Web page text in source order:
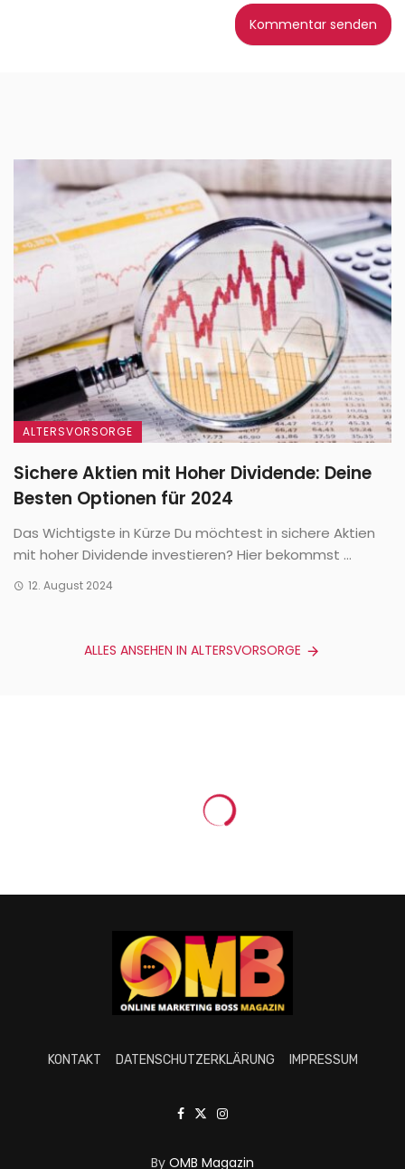
ALTERSVORSORGE
Sichere Aktien mit Hoher Dividende: Deine
Besten Optionen für 2024
Das Wichtigste in Kürze Du möchtest in sichere Aktien
mit hoher Dividende investieren? Hier bekommst ...
12. August 2024
ALLES ANSEHEN IN ALTERSVORSORGE
KONTAKT DATENSCHUTZERKLÄRUNG IMPRESSUM
By OMB Magazin